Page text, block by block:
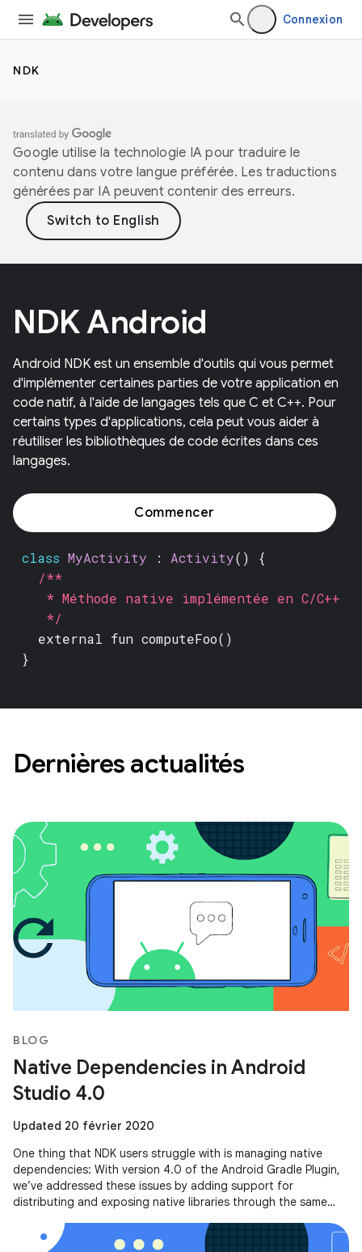
Connexion
NDK
Google utilise la technologie IA pour traduire le
contenu dans votre langue préférée. Les traductions
générées par IA peuvent contenir des erreurs.
NDK Android
Android NDK est un ensemble d'outils qui vous permet
d'implémenter certaines parties de votre application en
code natif, à l'aide de langages tels que C et C++. Pour
certains types d'applications, cela peut vous aider à
réutiliser les bibliothèques de code écrites dans ces
langages.
Commencer
class MyActivity : Activity() {
/**
* Méthode native implémentée en C/C++
*/
external fun computeFoo()
}
Dernières actualités
BLOG
Native Dependencies in Android
Studio 4.0
Updated 20 février 2020
One thing that NDK users struggle with is managing native
dependencies: With version 4.0 of the Android Gradle Plugin,
we’ve addressed these issues by adding support for
distributing and exposing native libraries through the same